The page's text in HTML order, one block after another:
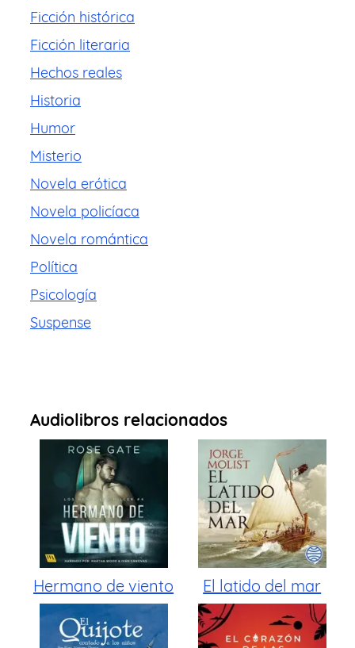
Ficción histórica
Ficción literaria
Hechos reales
Historia
Humor
Misterio
Novela erótica
Novela policíaca
Novela romántica
Política
Psicología
Suspense
Audiolibros relacionados
Hermano de viento El latido del mar